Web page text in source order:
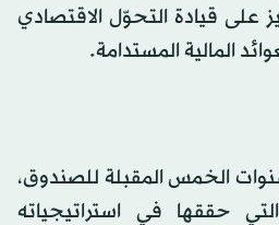
على قيادة التحوّل الاقتصادي
المالية المستدامة.
الخمس المقبلة للصندوق،
التي حققها في استراتيجياته